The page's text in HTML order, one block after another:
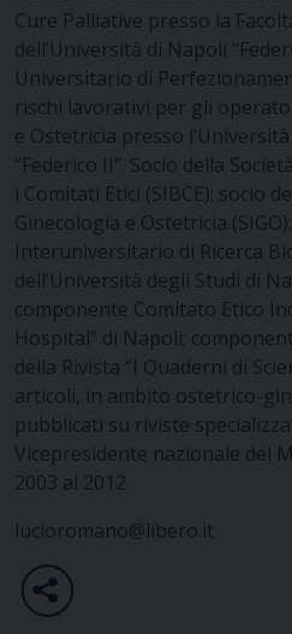
Cure Palliative presso la
dell’Università di Napoli
Universitario di
rischi lavorativi per gli
e Ostetricia presso
“Federico II”. Socio della
i Comitati Etici (SIBCE); socio
Ginecologia e Ostetricia
Interuniversitario di Ricerca
dell’Università degli Studi di
componente Comitato Etico
Hospital” di Napoli;
della Rivista “I Quaderni di
articoli, in ambito ostetrico-
pubblicati su riviste
Vicepresidente nazionale del
2003 al 2012.
lucioromano@libero.it